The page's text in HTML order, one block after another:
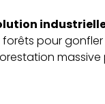
pour gonfler